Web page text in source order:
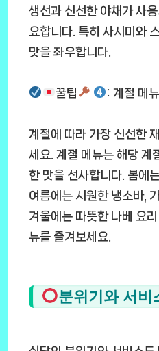
생선과 신선한 야채가 사
요합니다. 특히 사시미와
맛을 좌우합니다.
꿀팁 : 계절 메
계절에 따라 가장 신선한
세요. 계절 메뉴는 해당 계
한 맛을 선사합니다. 봄에
여름에는 시원한 냉소바,
겨울에는 따뜻한 나베 요
뉴를 즐겨보세요.
분위기와 서비